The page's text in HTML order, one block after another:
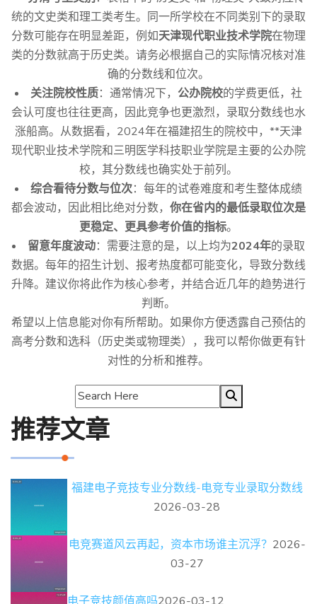
统的文史类和理工类考生。同一所学校在不同类别下的录取
分数可能存在明显差距，例如天津现代职业技术学院在物理
类的分数就高于历史类。请务必根据自己的实际情况核对准
确的分数线和位次。
关注院校性质：通常情况下， 公办院校的学费更低，社
会认可度也往往更高，因此竞争也更激烈，录取分数线也水
涨船高。从数据看，2024年在福建招生的院校中，**天津
现代职业技术学院和三明医学科技职业学院是主要的公办院
校，其分数线也确实处于前列。
综合看待分数与位次：每年的试卷难度和考生整体成绩
都会波动，因此相比绝对分数， 你在省内的最低录取位次是
更稳定、更具参考价值的指标。
留意年度波动：需要注意的是，以上均为2024年的录取
数据。每年的招生计划、报考热度都可能变化，导致分数线
升降。建议你将此作为核心参考，并结合近几年的趋势进行
判断。
希望以上信息能对你有所帮助。如果你方便透露自己预估的
高考分数和选科（历史类或物理类），我可以帮你做更有针
对性的分析和推荐。
推荐文章
福建电子竞技专业分数线-电竞专业录取分数线
2026-03-28
电竞赛道风云再起，资本市场谁主沉浮？ 2026-
03-27